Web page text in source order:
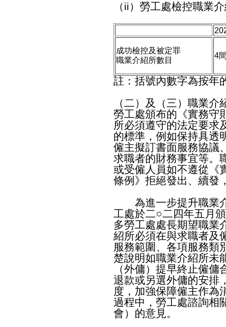
（ii）勞工處檢控職業
成功檢控及被定罪
職業介紹所數目
4
註：括號內數字為按年
（二）及（三）職業
勞工處頒布的《實務守
所必須遵守的法定要求
的標準，例如保持具透
僱主擬訂書面服務協議
求職者的財務事宜等。
或受僱人員如不遵從《
條例》拒絕發出、續發
為進一步提升職業介
工處於二○二四年五月
多勞工處處長期望職業
紹所必須在與求職者及
服務範圍、各項服務類
楚說明如職業介紹所未
（外傭）提早終止僱
退款或另選外傭的安排
度，加強保障僱主作為
過程中，勞工處諮詢相
會）的意見。